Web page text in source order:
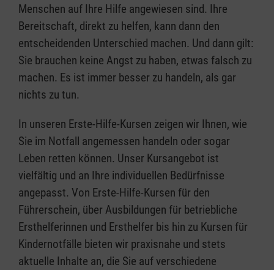
Menschen auf Ihre Hilfe angewiesen sind. Ihre
Bereitschaft, direkt zu helfen, kann dann den
entscheidenden Unterschied machen. Und dann gilt:
Sie brauchen keine Angst zu haben, etwas falsch zu
machen. Es ist immer besser zu handeln, als gar
nichts zu tun.
In unseren Erste-Hilfe-Kursen zeigen wir Ihnen, wie
Sie im Notfall angemessen handeln oder sogar
Leben retten können. Unser Kursangebot ist
vielfältig und an Ihre individuellen Bedürfnisse
angepasst. Von Erste-Hilfe-Kursen für den
Führerschein, über Ausbildungen für betriebliche
Ersthelferinnen und Ersthelfer bis hin zu Kursen für
Kindernotfälle bieten wir praxisnahe und stets
aktuelle Inhalte an, die Sie auf verschiedene